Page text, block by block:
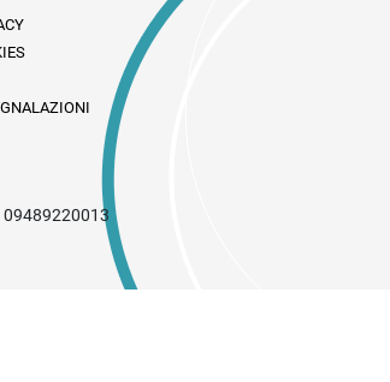
09489220013